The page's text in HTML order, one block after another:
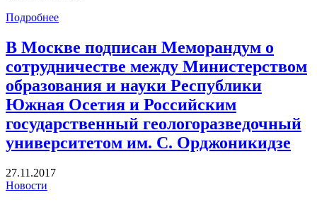
Подробнее
В Москве подписан Меморандум о
сотрудничестве между Министерством
образования и науки Республики
Южная Осетия и Российским
государственный геологоразведочный
университетом им. С. Орджоникидзе
27.11.2017
Новости